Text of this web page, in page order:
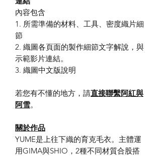
內容包含
1. 所需準備的材料、工具、密度織片細
節
2. 織圖各頁面的製作細節文字解說，與
示範影片連結。
3. 織圖中文版說明
若您有不懂的地方，請直接聯繫阿紅與
阿雪。
​關於作品
YUME是上往下織的育克毛衣。主體運
用GIMA與SHIO，2種不同材質合股搭